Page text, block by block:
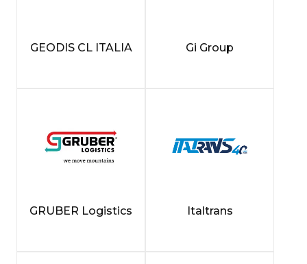
GEODIS CL ITALIA Gi Group
GRUBER Logistics Italtrans